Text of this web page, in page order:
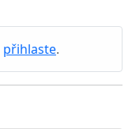
přihlaste.